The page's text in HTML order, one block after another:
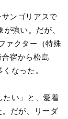
ンゴリアスで
強い。だが、
ァクター（特殊
宿から松島
なった。
い」と、愛着
だが、リーダ